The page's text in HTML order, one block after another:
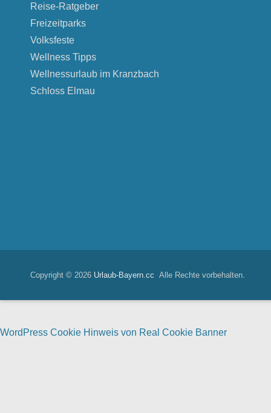
Reise-Ratgeber
Freizeitparks
Volksfeste
Wellness Tipps
Wellnessurlaub im Kranzbach
Schloss Elmau
Copyright © 2026 Urlaub-Bayern.cc Alle Rechte vorbehalten.
WordPress Cookie Hinweis von Real Cookie Banner